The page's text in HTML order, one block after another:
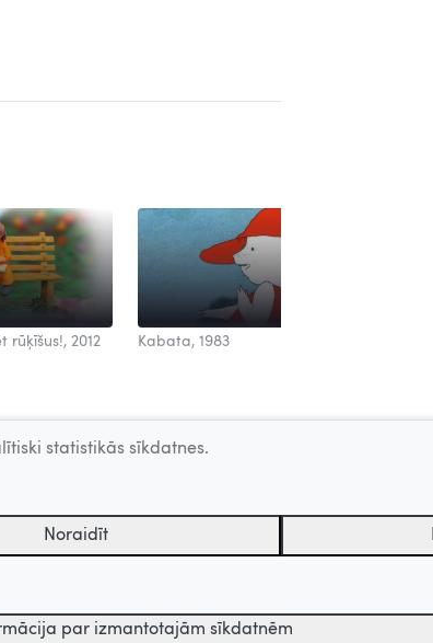
rūķīšus!, 2012 Kabata, 1983
Latvijas Valsts kinofotofonodokumentu arhīvs.
statistikās sīkdatnes.
Noraidīt
par izmantotajām sīkdatnēm